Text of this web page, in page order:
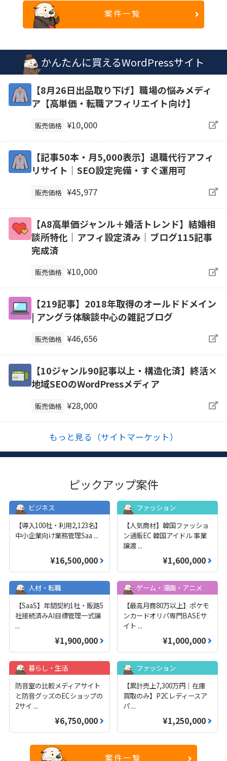
案件一覧
かんたんに買えるWordPressサイト
【8月26日出品取り下げ】職場の悩みメディ
ア【高単価・転職アフィリエイト向け】
販売価格 ¥10,000
【記事50本・月5,000表示】退職代行アフィ
リサイト｜SEO設定完備・すぐ運用可
販売価格 ¥45,977
【A8高単価ジャンル＋婚活トレンド】結婚相
談所特化｜アフィ設定済み｜ブログ115記事
完成済
販売価格 ¥10,000
【219記事】2018年取得のオールドドメイン
| アングラ体験談中心の雑記ブログ
販売価格 ¥46,656
【10ジャンル90記事以上・構造化済】終活×
地域SEOのWordPressメディア
販売価格 ¥28,000
もっと見る（サイトマーケット）
ピックアップ案件
ビジネス
【導入100社・利用2,123名】
中小企業向け業務管理Saa ...
¥16,500,000
ファッション
【人気商材】韓国ファッショ
ン通販EC 韓国アイドル 事業
譲渡 ...
¥1,600,000
人材・転職
【SaaS】年間契約1社・販路5
社接続済みAI目標管理一式譲
...
¥1,900,000
ゲーム・漫画・アニメ
【最高月商80万以上】ポケモ
ンカードオリパ専門BASEサ
イト ...
¥1,000,000
暮らし・生活
防音室の比較メディアサイト
と防音グッズのECショップの
2サイ ...
¥6,750,000
ファッション
【累計売上7,300万円｜在庫
買取のみ】P2Cレディースア
パ ...
¥1,250,000
案件一覧